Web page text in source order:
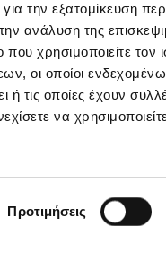
την εξατομίκευση
ανάλυση της
χρησιμοποιείτε
οι οποίοι
ή τις οποίες έχουν
να
Προτιμήσεις